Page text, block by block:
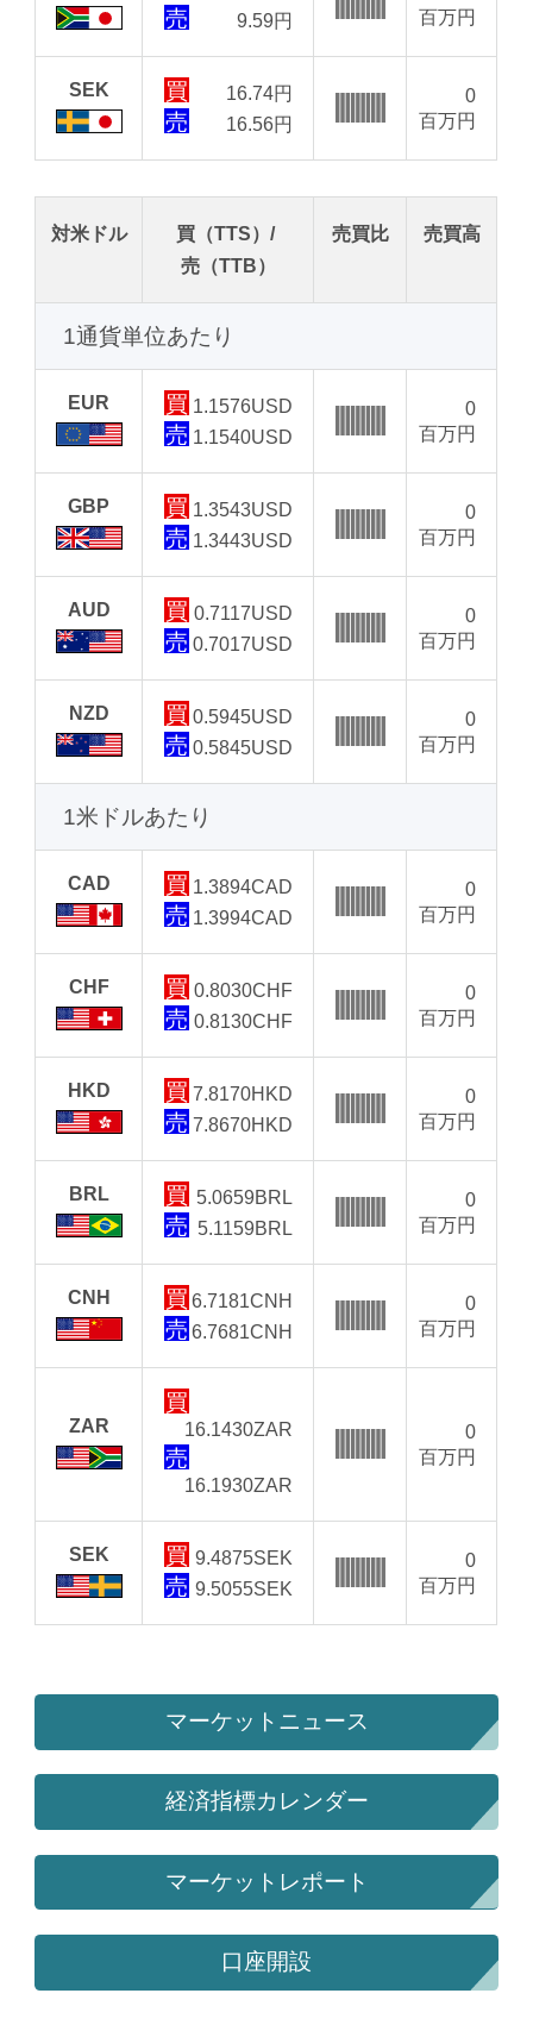
9.59円
百万円
SEK 16.74円
16.56円
0
百万円
対米ドル
買（TTS）/
売（TTB）
売買比 売買高
1通貨単位あたり
EUR 1.1576USD
1.1540USD
0
百万円
GBP 1.3543USD
1.3443USD
0
百万円
AUD 0.7117USD
0.7017USD
0
百万円
NZD 0.5945USD
0.5845USD
0
百万円
1米ドルあたり
CAD 1.3894CAD
1.3994CAD
0
百万円
CHF 0.8030CHF
0.8130CHF
0
百万円
HKD 7.8170HKD
7.8670HKD
0
百万円
BRL 5.0659BRL
5.1159BRL
0
百万円
CNH 6.7181CNH
6.7681CNH
0
百万円
ZAR 16.1430ZAR
16.1930ZAR
0
百万円
SEK 9.4875SEK
9.5055SEK
0
百万円
マーケットニュース
経済指標カレンダー
マーケットレポート
口座開設